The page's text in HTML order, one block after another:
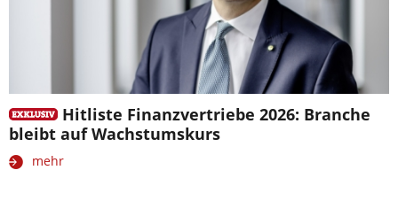
Hitliste Finanzvertriebe 2026: Branche
bleibt auf Wachstumskurs
mehr